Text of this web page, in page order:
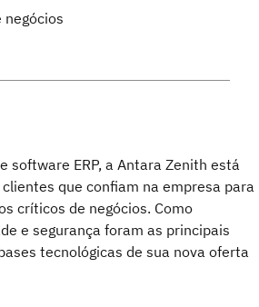
negócios
software ERP, a Antara Zenith está
que confiam na empresa para
críticos de negócios. Como
e segurança foram as principais
tecnológicas de sua nova oferta